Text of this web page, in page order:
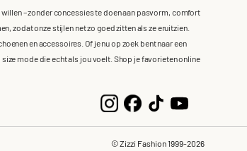
– zonder concessies te doen aan pasvorm, comfort
zodat onze stijlen net zo goed zitten als ze eruitzien.
en accessoires. Of je nu op zoek bent naar een
mode die echt als jou voelt. Shop je favorieten online
© Zizzi Fashion 1999-2026